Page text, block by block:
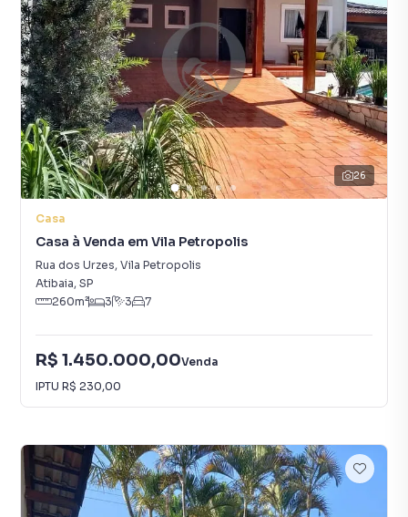
26
Casa
Casa à Venda em Vila Petropolis
Rua dos Urzes, Vila Petropolis
Atibaia, SP
260m² 3 3 7
R$ 1.450.000,00Venda
IPTU R$ 230,00